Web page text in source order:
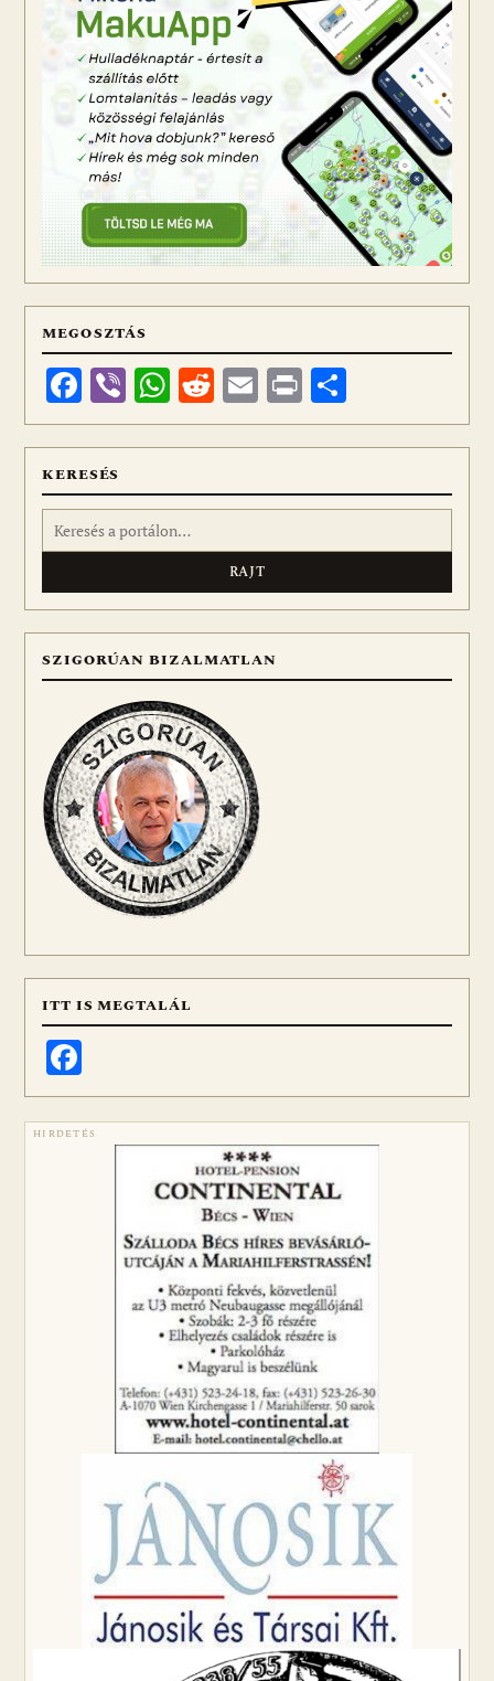
MEGOSZTÁS
Facebook
ViberWhatsApp
Reddit
Email
Print
meg
KERESÉS
Keresés:
SZIGORÚAN BIZALMATLAN
ITT IS MEGTALÁL
HIRDETÉS